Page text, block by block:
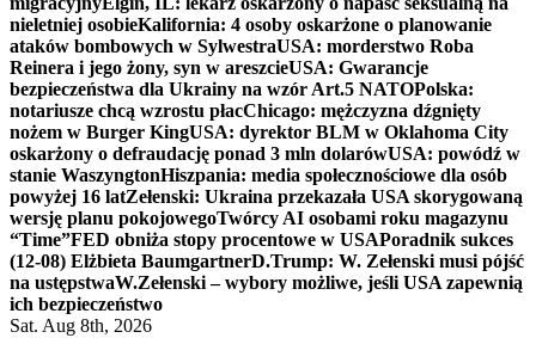
nieletniej osobieKalifornia: 4 osoby oskarżone o planowanie
ataków bombowych w SylwestraUSA: morderstwo Roba
Reinera i jego żony, syn w areszcieUSA: Gwarancje
bezpieczeństwa dla Ukrainy na wzór Art.5 NATOPolska:
notariusze chcą wzrostu płacChicago: mężczyzna dźgnięty
nożem w Burger KingUSA: dyrektor BLM w Oklahoma City
oskarżony o defraudację ponad 3 mln dolarówUSA: powódź w
stanie WaszyngtonHiszpania: media społecznościowe dla osób
powyżej 16 latZełenski: Ukraina przekazała USA skorygowaną
wersję planu pokojowegoTwórcy AI osobami roku magazynu
“Time”FED obniża stopy procentowe w USAPoradnik sukces
(12-08) Elżbieta BaumgartnerD.Trump: W. Zełenski musi pójść
na ustępstwaW.Zełenski – wybory możliwe, jeśli USA zapewnią
ich bezpieczeństwo
Sat. Aug 8th, 2026